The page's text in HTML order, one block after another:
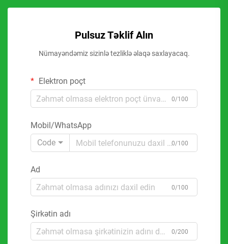
Pulsuz Təklif Alın
Nümayəndəmiz sizinlə tezliklə əlaqə saxlayacaq.
Elektron poçt
0/100
Mobil/WhatsApp
Code
0/100
Ad
0/100
Şirkətin adı
0/200